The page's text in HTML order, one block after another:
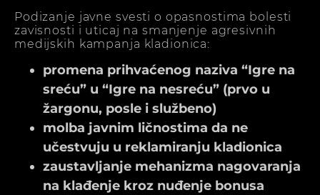
Podizanje javne svesti o opasnostima bolesti
zavisnosti i uticaj na smanjenje agresivnih
medijskih kampanja kladionica:
promena prihvaćenog naziva “Igre na
sreću” u “Igre na nesreću” (prvo u
žargonu, posle i službeno)
molba javnim ličnostima da ne
učestvuju u reklamiranju kladionica
zaustavljanje mehanizma nagovaranja
na klađenje kroz nuđenje bonusa